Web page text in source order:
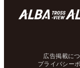
広告掲載に
プライバシー